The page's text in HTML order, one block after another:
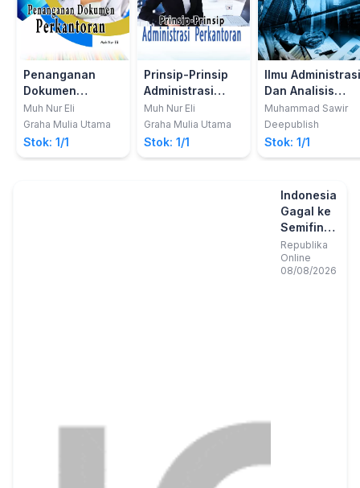
Penanganan
Dokumen
Perkantoran
Muh Nur Eli
Graha Mulia Utama
Stok: 1/1
Prinsip-Prinsip
Administrasi
Perkantoran
Muh Nur Eli
Graha Mulia Utama
Stok: 1/1
Ilmu Administrasi
Dan Analisis
Kebijakan Publik
Konseptual Dan
Praktik
Muhammad Sawir
Deepublish
Stok: 1/1
Indonesia
Gagal ke
Semifinal
Piala AFF
2026 Usai
Ditahan
Republika
Online
08/08/2026